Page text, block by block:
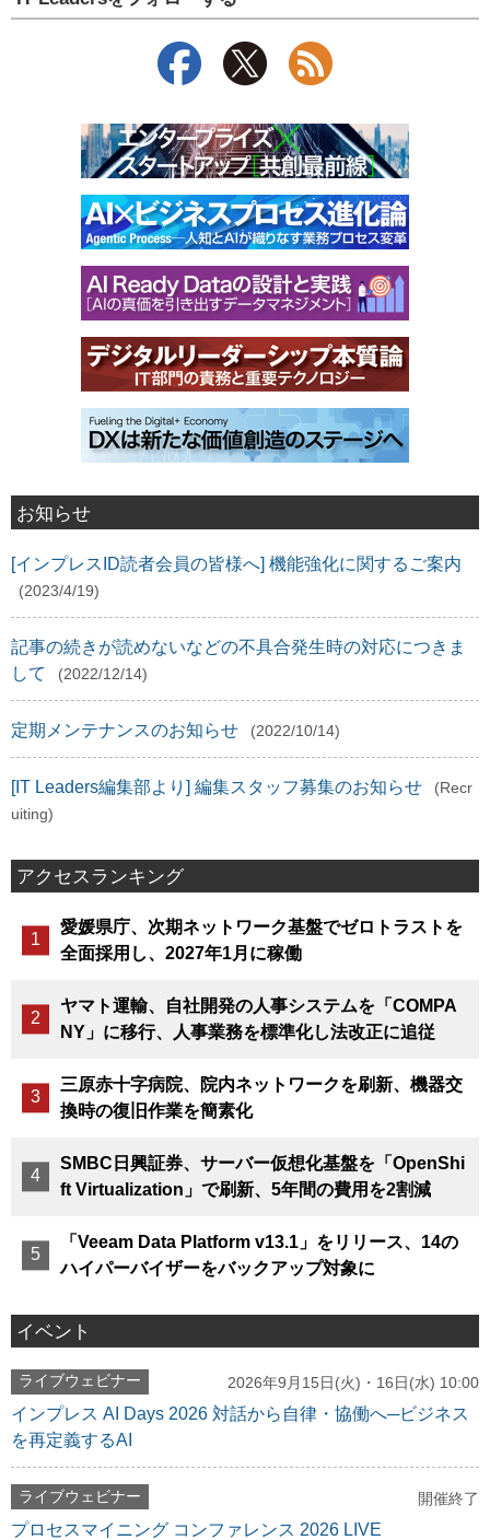
お知らせ
[インプレスID読者会員の皆様へ] 機能強化に関するご案内
(2023/4/19)
記事の続きが読めないなどの不具合発生時の対応につきま
して
(2022/12/14)
定期メンテナンスのお知らせ (2022/10/14)
[IT Leaders編集部より] 編集スタッフ募集のお知らせ
(Recr
uiting)
アクセスランキング
愛媛県庁、次期ネットワーク基盤でゼロトラストを
全面採用し、2027年1月に稼働
ヤマト運輸、自社開発の人事システムを「COMPA
NY」に移行、人事業務を標準化し法改正に追従
三原赤十字病院、院内ネットワークを刷新、機器交
換時の復旧作業を簡素化
SMBC日興証券、サーバー仮想化基盤を「OpenShi
ft Virtualization」で刷新、5年間の費用を2割減
「Veeam Data Platform v13.1」をリリース、14の
ハイパーバイザーをバックアップ対象に
イベント
ライブウェビナー 2026年9月15日(火)・16日(水) 10:00
インプレス AI Days 2026 対話から自律・協働へ─ビジネス
を再定義するAI
ライブウェビナー 開催終了
プロセスマイニング コンファレンス 2026 LIVE